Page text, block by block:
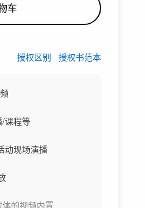
车
授权区别 授权书范本
课程等
动现场演播
的视频内置